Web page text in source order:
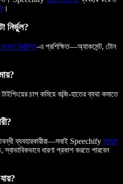
।
নির্ভুল?
ডিক্টেশন-এ প্রশিক্ষিত—অ্যাকসেন্ট, টোন
টাইপিংয়ের চাপ কমিয়ে কব্জি-হাতের ব্যথা কমাতে
ব্যবহারকারীরা—সবাই Speechify ভয়েস
ধারণা প্রকাশ করতে পারবেন